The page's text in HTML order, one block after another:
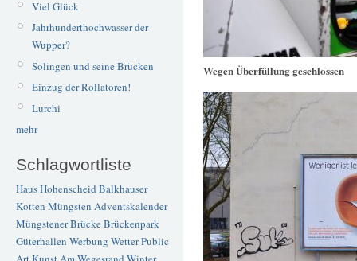
Viel Glück
Jahrhunderthochwasser der
Wupper?
Solingen und seine Brücken
Einzug der Rollatoren!
Lurchi
mehr
Schlagwortliste
Haus Hohenscheid Balkhauser
Kotten Müngsten Adventskalender
Müngstener BrückeBrückenpark
Güterhallen Werbung WetterPublic
Wegen Überfüllung geschlossen